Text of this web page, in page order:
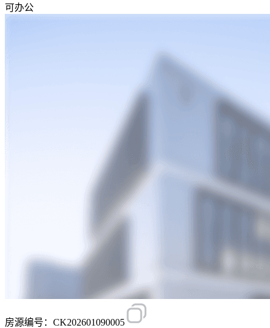
可办公
房源编号：CK202601090005